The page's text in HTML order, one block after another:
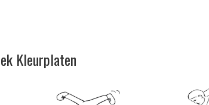
Kleurplaten